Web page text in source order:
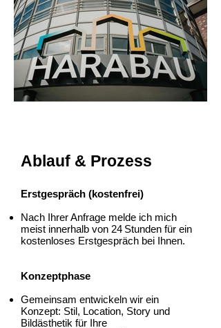
Ablauf & Prozess
Erstgespräch (kostenfrei)
Nach Ihrer Anfrage melde ich mich
meist innerhalb von 24 Stunden für ein
kostenloses Erstgespräch bei Ihnen.
Konzeptphase
Gemeinsam entwickeln wir ein
Konzept: Stil, Location, Story und
Bildästhetik für Ihre